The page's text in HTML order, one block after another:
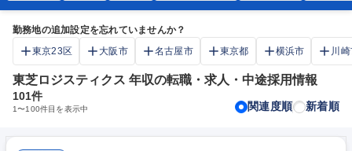
勤務地の追加設定を忘れていませんか？
東京23区
大阪市 名古屋市 東京都 横浜市 川
東芝ロジスティクス 年収の転職・求人・中途採用情報
101件
1〜100件目を表示中 関連度順 新着順